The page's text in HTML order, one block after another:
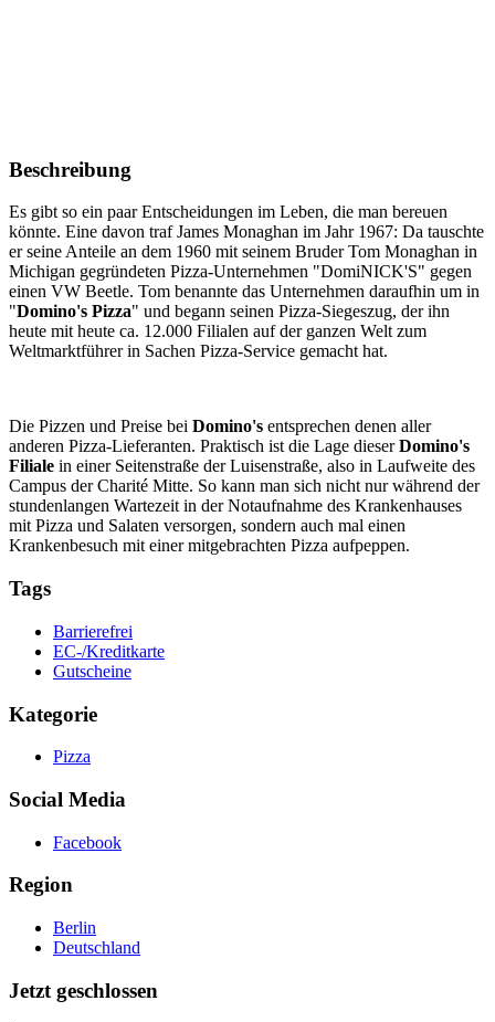
Beschreibung
Es gibt so ein paar Entscheidungen im Leben, die man bereuen
könnte. Eine davon traf James Monaghan im Jahr 1967: Da tauschte
er seine Anteile an dem 1960 mit seinem Bruder Tom Monaghan in
Michigan gegründeten Pizza-Unternehmen "DomiNICK'S" gegen
einen VW Beetle. Tom benannte das Unternehmen daraufhin um in
"Domino's Pizza" und begann seinen Pizza-Siegeszug, der ihn
heute mit heute ca. 12.000 Filialen auf der ganzen Welt zum
Weltmarktführer in Sachen Pizza-Service gemacht hat.
Die Pizzen und Preise bei Domino's entsprechen denen aller
anderen Pizza-Lieferanten. Praktisch ist die Lage dieserDomino's
Filiale in einer Seitenstraße der Luisenstraße, also in Laufweite des
Campus der Charité Mitte. So kann man sich nicht nur während der
stundenlangen Wartezeit in der Notaufnahme des Krankenhauses
mit Pizza und Salaten versorgen, sondern auch mal einen
Krankenbesuch mit einer mitgebrachten Pizza aufpeppen.
Tags
Barrierefrei
EC-/Kreditkarte
Gutscheine
Kategorie
Pizza
Social Media
Facebook
Region
Berlin
Deutschland
Jetzt geschlossen